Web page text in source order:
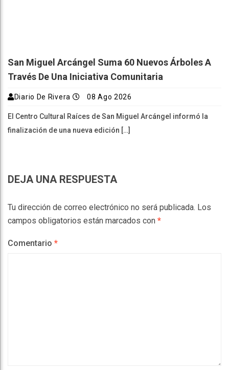
San Miguel Arcángel Suma 60 Nuevos Árboles A
Través De Una Iniciativa Comunitaria
Diario De Rivera 08 Ago 2026
El Centro Cultural Raíces de San Miguel Arcángel informó la
finalización de una nueva edición […]
DEJA UNA RESPUESTA
Tu dirección de correo electrónico no será publicada. Los
campos obligatorios están marcados con *
Comentario *